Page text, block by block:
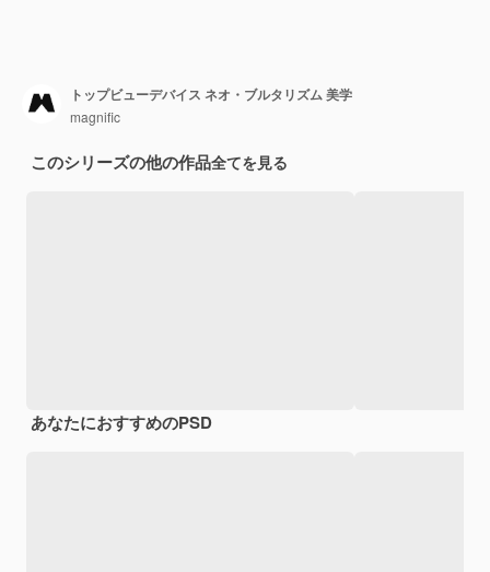
トップビューデバイス ネオ・ブルタリズム 美学
magnific
このシリーズの他の作品全てを見る
あなたにおすすめのPSD